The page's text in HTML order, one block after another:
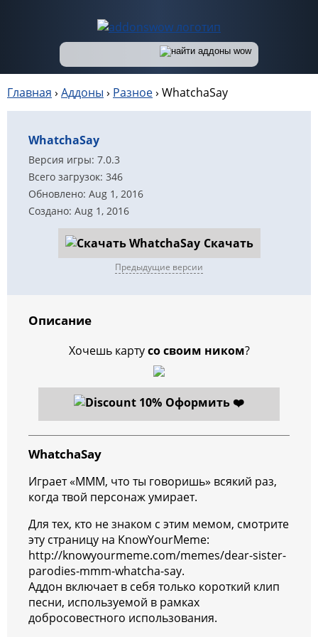
Главная › Аддоны › Разное› WhatchaSay
WhatchaSay
Версия игры: 7.0.3
Всего загрузок: 346
Обновлено: Aug 1, 2016
Создано: Aug 1, 2016
Скачать
Предыдущие версии
Описание
Хочешь картусо своим ником?
Оформить ❤️
WhatchaSay
Играет «МММ, что ты говоришь» всякий раз,
когда твой персонаж умирает.
Для тех, кто не знаком с этим мемом, смотрите
эту страницу на KnowYourMeme:
http://knowyourmeme.com/memes/dear-sister-
parodies-mmm-whatcha-say.
Аддон включает в себя только короткий клип
песни, используемой в рамках
добросовестного использования.